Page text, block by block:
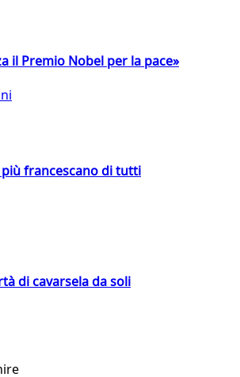
il Premio Nobel per la pace»
più francescano di tutti
di cavarsela da soli